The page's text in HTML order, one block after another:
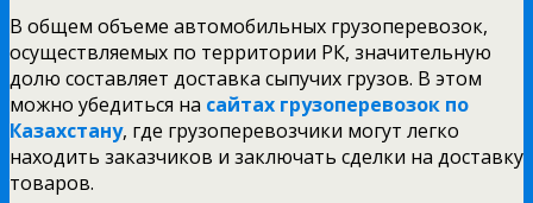
В общем объеме автомобильных грузоперевозок,
осуществляемых по территории РК, значительную
долю составляет доставка сыпучих грузов. В этом
можно убедиться на сайтах грузоперевозок по
Казахстану, где грузоперевозчики могут легко
находить заказчиков и заключать сделки на доставку
товаров.